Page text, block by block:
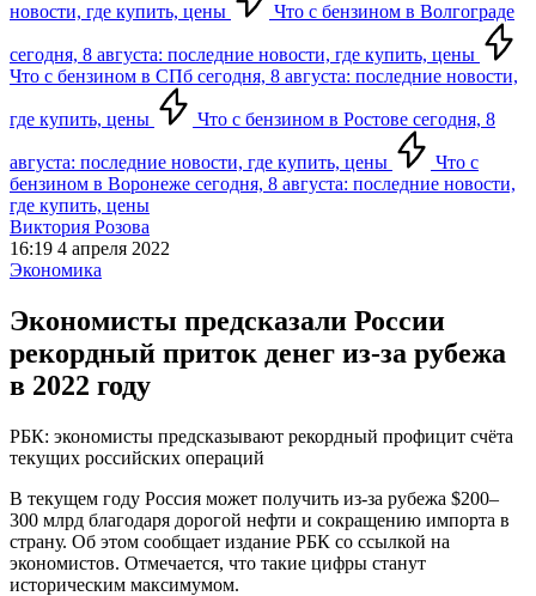
новости, где купить, цены Что с бензином в Волгограде
сегодня, 8 августа: последние новости, где купить, цены
Что с бензином в СПб сегодня, 8 августа: последние новости,
где купить, цены Что с бензином в Ростове сегодня, 8
августа: последние новости, где купить, цены
Что с
бензином в Воронеже сегодня, 8 августа: последние новости,
где купить, цены
Виктория Розова
16:19 4 апреля 2022
Экономика
Экономисты предсказали России
рекордный приток денег из-за рубежа
в 2022 году
РБК: экономисты предсказывают рекордный профицит счёта
текущих российских операций
В текущем году Россия может получить из-за рубежа $200–
300 млрд благодаря дорогой нефти и сокращению импорта в
страну. Об этом сообщает издание РБК со ссылкой на
экономистов. Отмечается, что такие цифры станут
историческим максимумом.